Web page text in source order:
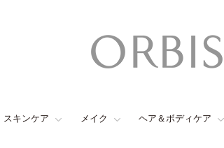
スキンケア メイク ヘア＆ボディケア